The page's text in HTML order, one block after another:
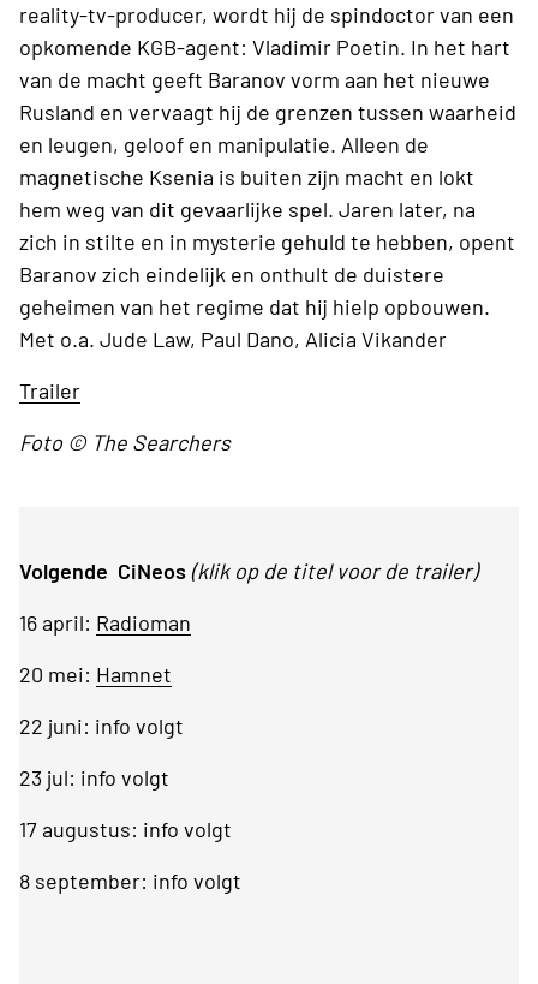
reality-tv-producer, wordt hij de spindoctor van een
opkomende KGB-agent: Vladimir Poetin. In het hart
van de macht geeft Baranov vorm aan het nieuwe
Rusland en vervaagt hij de grenzen tussen waarheid
en leugen, geloof en manipulatie. Alleen de
magnetische Ksenia is buiten zijn macht en lokt
hem weg van dit gevaarlijke spel. Jaren later, na
zich in stilte en in mysterie gehuld te hebben, opent
Baranov zich eindelijk en onthult de duistere
geheimen van het regime dat hij hielp opbouwen.
Met o.a. Jude Law, Paul Dano, Alicia Vikander
Trailer
Foto © The Searchers
Volgende CiNeos(klik op de titel voor de trailer)
16 april: Radioman
20 mei: Hamnet
22 juni: info volgt
23 jul: info volgt
17 augustus: info volgt
8 september: info volgt